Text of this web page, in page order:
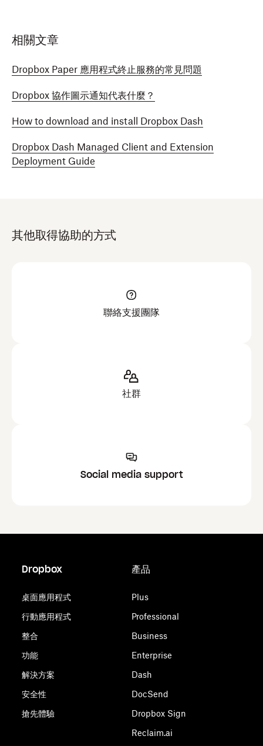
相關文章
Dropbox Paper 應用程式終止服務的常見問題
Dropbox 協作圖示通知代表什麼？
How to download and install Dropbox Dash
Dropbox Dash Managed Client and Extension
Deployment Guide
其他取得協助的方式
聯絡支援團隊
社群
Social media support
Dropbox
桌面應用程式
行動應用程式
整合
功能
解決方案
安全性
搶先體驗
產品
Plus
Professional
Business
Enterprise
Dash
DocSend
Dropbox Sign
Reclaim.ai